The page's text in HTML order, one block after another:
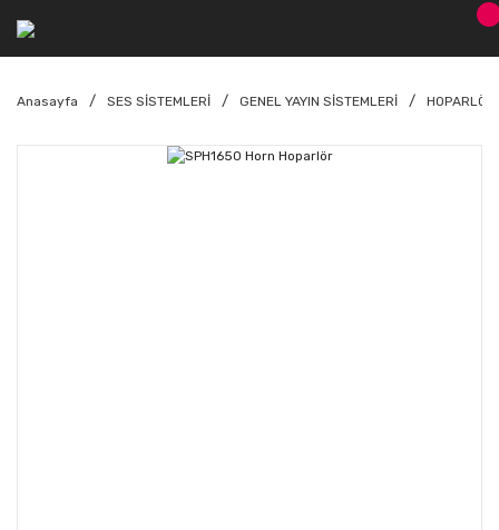
Anasayfa SES SİSTEMLERİ GENEL YAYIN SİSTEMLERİ